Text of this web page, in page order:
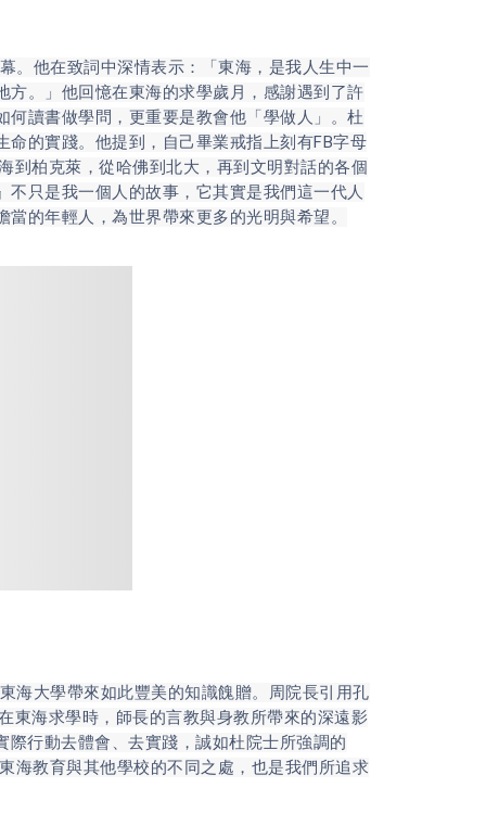
他在致詞中深情表示：「東海，是我人生中一
。」他回憶在東海的求學歲月，感謝遇到了許
讀書做學問，更重要是教會他「學做人」。杜
的實踐。他提到，自己畢業戒指上刻有FB字母
到柏克萊，從哈佛到北大，再到文明對話的各個
只是我一個人的故事，它其實是我們這一代人
的年輕人，為世界帶來更多的光明與希望。
大學帶來如此豐美的知識餽贈。周院長引用孔
東海求學時，師長的言教與身教所帶來的深遠影
行動去體會、去實踐，誠如杜院士所強調的
海教育與其他學校的不同之處，也是我們所追求